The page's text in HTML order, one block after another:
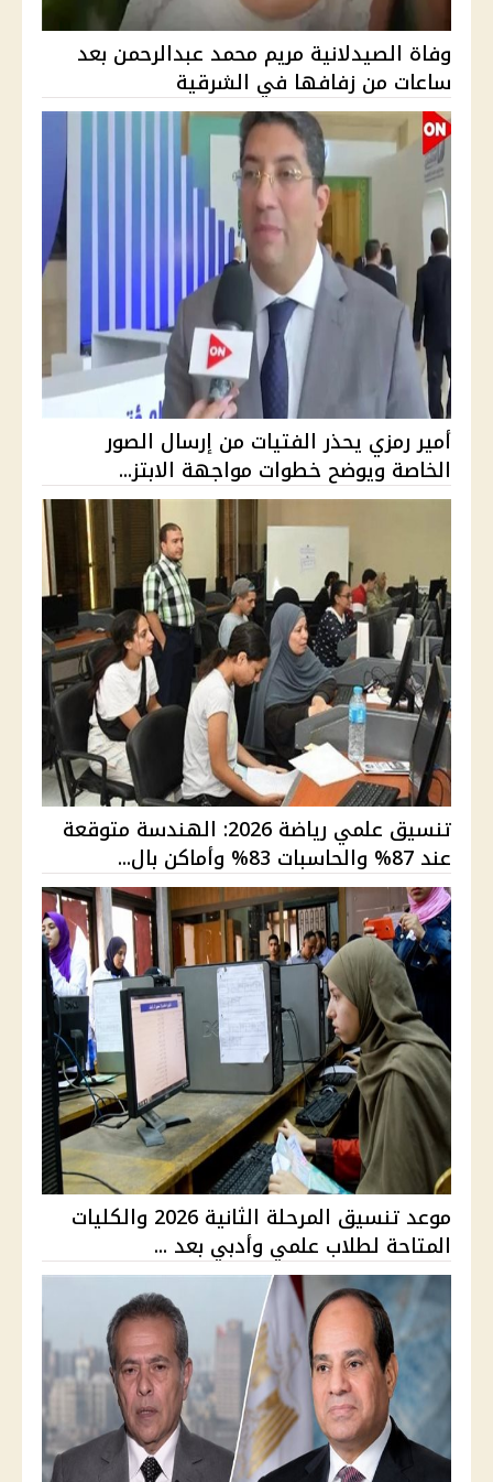
وفاة الصيدلانية مريم محمد عبدالرحمن بعد
ساعات من زفافها في الشرقية
أمير رمزي يحذر الفتيات من إرسال الصور
الخاصة ويوضح خطوات مواجهة الابتز...
تنسيق علمي رياضة 2026: الهندسة متوقعة
عند 87% والحاسبات 83% وأماكن بال...
موعد تنسيق المرحلة الثانية 2026 والكليات
المتاحة لطلاب علمي وأدبي بعد ...